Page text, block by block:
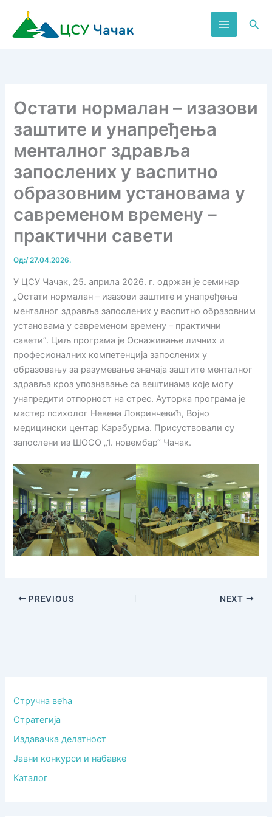
садржај
Остати нормалан – изазови
заштите и унапређења
менталног здравља
запослених у васпитно
образовним установама у
савременом времену –
практични савети
Од:/27.04.2026.
У ЦСУ Чачак, 25. априла 2026. г. oдржан је семинар
„Остати нормалан – изазови заштите и унапређења
менталног здравља запослених у васпитно образовним
установама у савременом времену – практични
савети”. Циљ програма је Оснаживање личних и
професионалних компетенција запослених у
образовању за разумевање значаја заштите менталног
здравља кроз упознавање са вештинама које могу
унапредити отпорност на стрес. Ауторка програма је
мастер психолог Невена Ловринчевић, Војно
медицински центар Карабурма. Присуствовали су
запослени из ШОСО „1. новембар“ Чачак.
PREVIOUS NEXT
Стручна већа
Стратегија
Издавачка делатност
Јавни конкурси и набавке
Каталог